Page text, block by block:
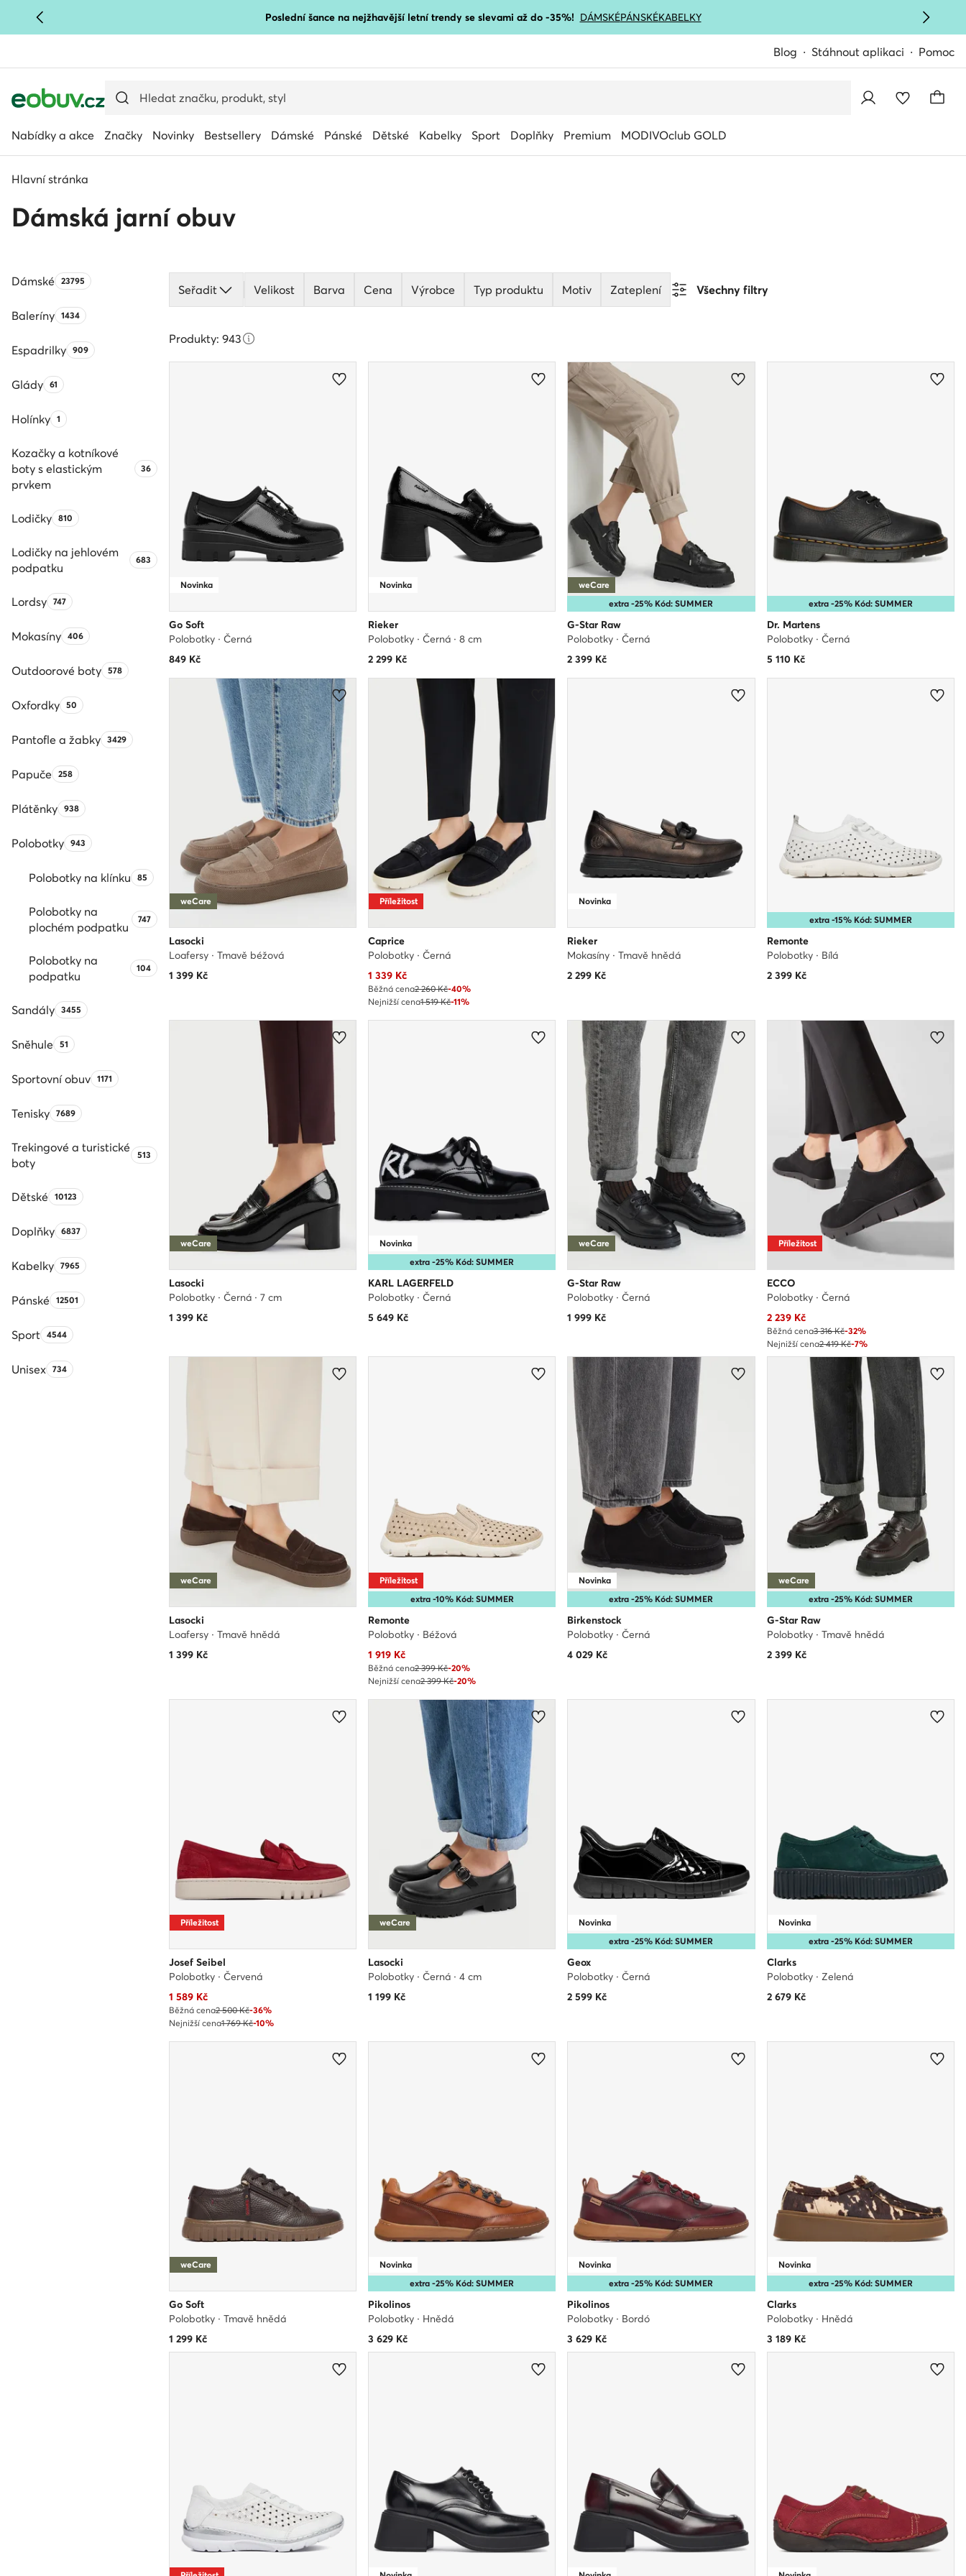
PŘEJÍT NA HLAVNÍ OBSAH Poslední šance na nejžhavější letní trendy se slevami až do -35%! DÁMSKÉPÁNSKÉKABELKY
Blog Stáhnout aplikaci Pomoc
Nabídky a akce Značky Novinky Bestsellery Dámské Pánské Dětské Kabelky Sport Doplňky Premium MODIVOclub GOLD
Hlavní stránka
Dámská jarní obuv
DámskéPočet produktů:
23795
BalerínyPočet produktů:
1434
EspadrilkyPočet produktů:
909
GládyPočet produktů:
61
HolínkyPočet produktů:
1
Kozačky a kotníkové
boty s elastickým
prvkem
Počet produktů:
36
LodičkyPočet produktů:
810
Lodičky na jehlovém
podpatku
Počet produktů:
683
LordsyPočet produktů:
747
MokasínyPočet produktů:
406
Outdoorové botyPočet produktů:
578
OxfordkyPočet produktů:
50
Pantofle a žabkyPočet produktů:
3429
PapučePočet produktů:
258
PlátěnkyPočet produktů:
938
PolobotkyPočet produktů:
943
Polobotky na klínkuPočet produktů:
85
Polobotky na
plochém podpatku
Počet produktů:
747
Polobotky na
podpatku
Počet produktů:
104
SandályPočet produktů:
3455
SněhulePočet produktů:
51
Sportovní obuvPočet produktů:
1171
TeniskyPočet produktů:
7689
Trekingové a turistické
boty
Počet produktů:
513
DětskéPočet produktů:
10123
DoplňkyPočet produktů:
6837
KabelkyPočet produktů:
7965
PánskéPočet produktů:
12501
SportPočet produktů:
4544
UnisexPočet produktů:
734
Seřadit Velikost Barva Cena Výrobce Typ produktu Motiv Zateplení Všechny filtry
Produkty: 943
Novinka
Go Soft
Polobotky · Černá
849Kč
Novinka
Rieker
Polobotky · Černá · 8 cm
2 299Kč
extra -25% Kód: SUMMER
weCare
G-Star Raw
Polobotky · Černá
2 399 Kč
extra -25% Kód: SUMMER
Dr. Martens
Polobotky · Černá
5 110Kč
weCare
Lasocki
Loafersy · Tmavě béžová
1 399Kč
Příležitost
Caprice
Polobotky · Černá
Aktuální cena
1 339Kč
Běžná cena2 260 Kč-40%
Nejnižší cena1 519 Kč-11%
Novinka
Rieker
Mokasíny · Tmavě hnědá
2 299 Kč
extra -15% Kód: SUMMER
Remonte
Polobotky · Bílá
2 399Kč
weCare
Lasocki
Polobotky · Černá · 7 cm
1 399Kč
extra -25% Kód: SUMMER
Novinka
KARL LAGERFELD
Polobotky · Černá
5 649Kč
weCare
G-Star Raw
Polobotky · Černá
1 999 Kč
Příležitost
ECCO
Polobotky · Černá
Aktuální cena
2 239Kč
Běžná cena3 316 Kč-32%
Nejnižší cena2 419 Kč-7%
weCare
Lasocki
Loafersy · Tmavě hnědá
1 399Kč
extra -10% Kód: SUMMER
Příležitost
Remonte
Polobotky · Béžová
Aktuální cena
1 919Kč
Běžná cena2 399 Kč-20%
Nejnižší cena2 399 Kč-20%
extra -25% Kód: SUMMER
Novinka
Birkenstock
Polobotky · Černá
4 029 Kč
extra -25% Kód: SUMMER
weCare
G-Star Raw
Polobotky · Tmavě hnědá
2 399Kč
Příležitost
Josef Seibel
Polobotky · Červená
Aktuální cena
1 589Kč
Běžná cena2 500 Kč-36%
Nejnižší cena1 769 Kč-10%
weCare
Lasocki
Polobotky · Černá · 4 cm
1 199Kč
extra -25% Kód: SUMMER
Novinka
Geox
Polobotky · Černá
2 599 Kč
extra -25% Kód: SUMMER
Novinka
Clarks
Polobotky · Zelená
2 679Kč
weCare
Go Soft
Polobotky · Tmavě hnědá
1 299Kč
extra -25% Kód: SUMMER
Novinka
Pikolinos
Polobotky · Hnědá
3 629Kč
extra -25% Kód: SUMMER
Novinka
Pikolinos
Polobotky · Bordó
3 629 Kč
extra -25% Kód: SUMMER
Novinka
Clarks
Polobotky · Hnědá
3 189Kč